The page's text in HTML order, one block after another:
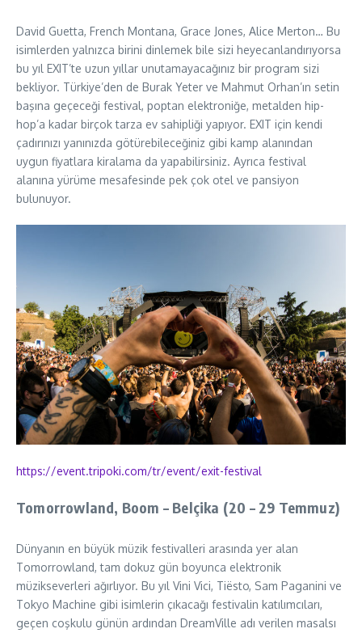
David Guetta, French Montana, Grace Jones, Alice Merton… Bu
isimlerden yalnızca birini dinlemek bile sizi heyecanlandırıyorsa
bu yıl EXIT’te uzun yıllar unutamayacağınız bir program sizi
bekliyor. Türkiye’den de Burak Yeter ve Mahmut Orhan’ın setin
başına geçeceği festival, poptan elektroniğe, metalden hip-
hop’a kadar birçok tarza ev sahipliği yapıyor. EXIT için kendi
çadırınızı yanınızda götürebileceğiniz gibi kamp alanından
uygun fiyatlara kiralama da yapabilirsiniz. Ayrıca festival
alanına yürüme mesafesinde pek çok otel ve pansiyon
bulunuyor.
https://event.tripoki.com/tr/event/exit-festival
Tomorrowland, Boom – Belçika (20 – 29 Temmuz)
Dünyanın en büyük müzik festivalleri arasında yer alan
Tomorrowland, tam dokuz gün boyunca elektronik
müzikseverleri ağırlıyor. Bu yıl Vini Vici, Tiësto, Sam Paganini ve
Tokyo Machine gibi isimlerin çıkacağı festivalin katılımcıları,
geçen coşkulu günün ardından DreamVille adı verilen masalsı